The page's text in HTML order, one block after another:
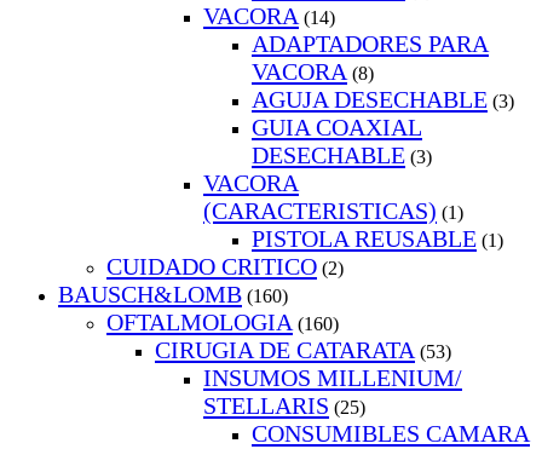
VACORA (14)
ADAPTADORES PARA
VACORA (8)
AGUJA DESECHABLE (3)
GUIA COAXIAL
DESECHABLE (3)
VACORA
(CARACTERISTICAS) (1)
PISTOLA REUSABLE (1)
CUIDADO CRITICO (2)
BAUSCH&LOMB (160)
OFTALMOLOGIA (160)
CIRUGIA DE CATARATA (53)
INSUMOS MILLENIUM/
STELLARIS (25)
CONSUMIBLES CAMARA